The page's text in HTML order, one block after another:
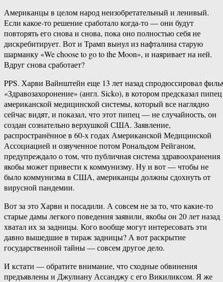
Американцы в целом народ неизобретательный и ленивый.
Если какое-то решение сработало когда-то — они будут
повторять его снова и снова, пока оно полностью себя не
дискребитирует. Вот и Трамп вынул из нафталина старую
шарманку «We choose to go to the Moon», и наяривает на ней.
Вдруг снова сработает?
PPS. Харви Вайнштейн еще 13 лет назад спродюссировал
«Здравозахоронение» (англ. Sicko), в котором предсказал пипец
американской медицинской системы, который все наглядно
сейчас видят, и показал, что этот пипец — не случайность, он
создан сознательно верхушкой США. Заявление,
распространённое в 60-х годах Американской Медицинской
Ассоциацией и озвученное потом Рональдом Рейганом,
предупреждало о том, что публичная система здравоохранения
якобы может привести к коммунизму. Ну и вот — чтобы не
было коммунизма в США, американцы должны сдохнуть от
вирусной пандемии.
Вот за это Харви и посадили. А совсем не за то, что какие-то
старые дамы легкого поведения заявили, якобы он 20 лет назад
хватал их за задницы. Кого вообще могут интересовать эти
давно вышедшие в тираж задницы? А вот раскрытие
государственной тайны — совсем другое дело.
И кстати — обратите внимание, что сходные обвинения
предъявлены и Джулиану Ассанджу с его Викиликсом. Я же